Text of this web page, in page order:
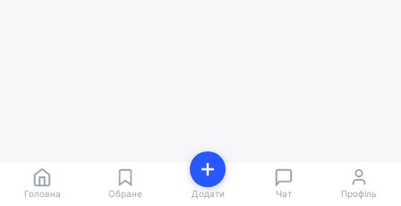
Головна Обране Додати Чат Профіль